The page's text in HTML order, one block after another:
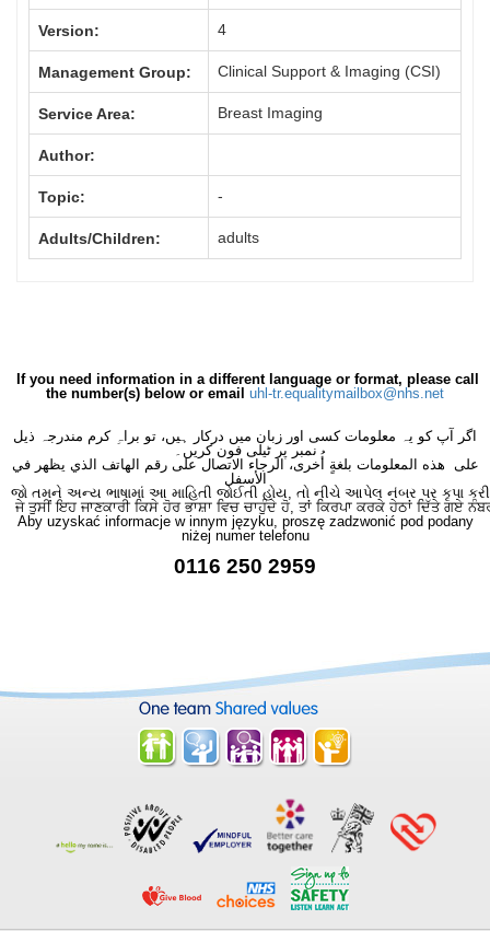
Version: 4
Management Group: Clinical Support & Imaging (CSI)
Service Area: Breast Imaging
Author:
Topic: -
Adults/Children: adults
If you need information in a different language or format, please call
the number(s) below or email uhl-tr.equalitymailbox@nhs.net
اگر آپ کو یہ معلومات کسی اور زبان میں درکار ہیں، تو براہِ کرم مندرجہ ذیل
نمبر پر ٹیلی فون کریں۔
على هذه المعلومات بلغةٍ أُخرى، الرجاء الاتصال على رقم الهاتف الذي يظهر في
الأسفل
જો તમને અન્ય ભાષામાં આ માહિતી જોઈતી હોય, તો નીચે આપેલ નંબર પર કૃપા કરી
ਜੇ ਤੁਸੀਂ ਇਹ ਜਾਣਕਾਰੀ ਕਿਸੇ ਹੋਰ ਭਾਸ਼ਾ ਵਿਚ ਚਾਹੁੰਦੇ ਹੋ, ਤਾਂ ਕਿਰਪਾ ਕਰਕੇ ਹੇਠਾਂ ਦਿੱਤੇ ਗਏ
Aby uzyskać informacje w innym języku, proszę zadzwonić pod podany
niżej numer telefonu
0116 250 2959